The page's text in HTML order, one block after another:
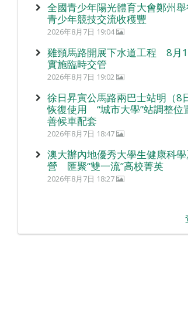
全國青少年陽光體育大會鄭州
青少年競技交流收穫豐
2026年8月7日 19:04
雞頸馬路開展下水道工程 8月
實施臨時交管
2026年8月7日 19:02
徐日昇寅公馬路兩巴士站明（8
恢復使用 “城市大學”站調整
善候車配套
2026年8月7日 18:47
澳大辦內地優秀大學生健康科
營 匯聚“雙一流”高校菁英
2026年8月7日 18:27